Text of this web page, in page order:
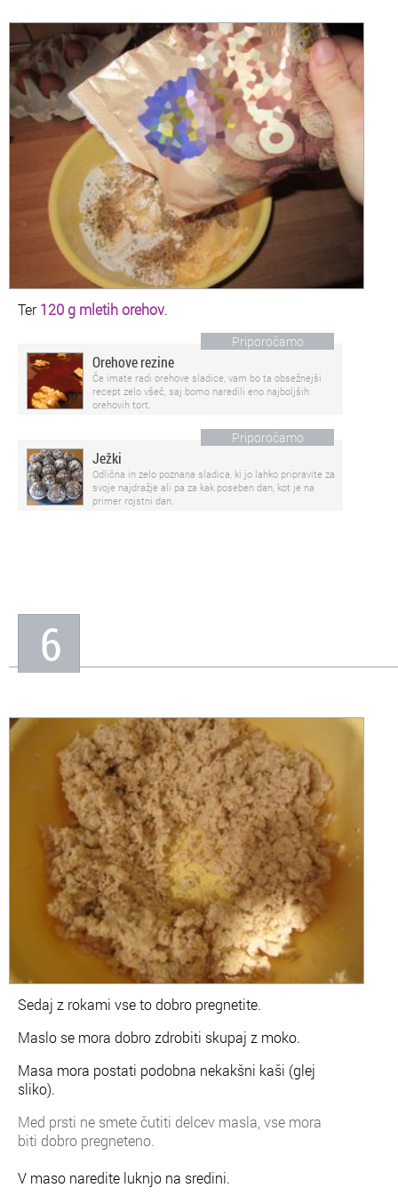
Ter120 g mletih orehov.
Priporočamo
Orehove rezine
Če imate radi orehove sladice, vam bo ta obsežnejši
recept zelo všeč, saj bomo naredili eno najboljših
orehovih tort.
Priporočamo
Ježki
Odlična in zelo poznana sladica, ki jo lahko pripravite za
svoje najdražje ali pa za kak poseben dan, kot je na
primer rojstni dan.
6
Sedaj z rokami vse to dobro pregnetite.
Maslo se mora dobro zdrobiti skupaj z moko.
Masa mora postati podobna nekakšni kaši (glej
sliko).
Med prsti ne smete čutiti delcev masla, vse mora
biti dobro pregneteno.
V maso naredite luknjo na sredini.